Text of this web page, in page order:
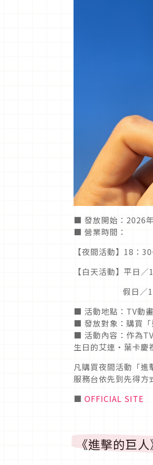
■ 發放開始：2026
■ 營業時間：
【夜間活動】18：
【白天活動】平日
假日／10：00
■ 活動地點：TV動
■ 發放對象：購買
■ 活動內容：作為
生日的艾連・葉卡慶
凡購買夜間活動「
服務台依先到先得方
■ OFFICIAL SITE
《進擊的巨